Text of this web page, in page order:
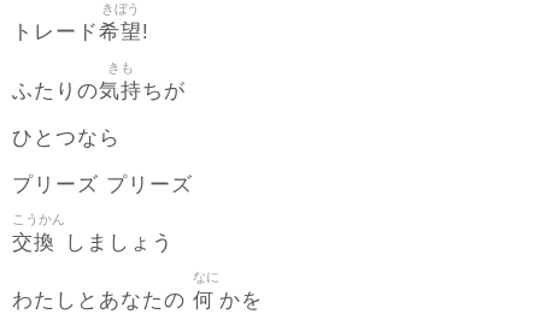
トレード希望
きぼう
!
ふたりの気持
きも
ちが
ひとつなら
プリーズ プリーズ
交換
こうかん
しましょう
わたしとあなたの 何
なに
かを